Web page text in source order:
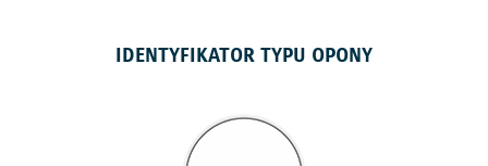
IDENTYFIKATOR TYPU OPONY